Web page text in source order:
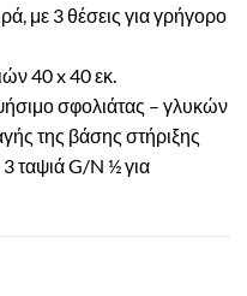
με 3 θέσεις για γρήγορο
40 x 40 εκ.
σφολιάτας – γλυκών
της βάσης στήριξης
ταψιά G/N ½ για